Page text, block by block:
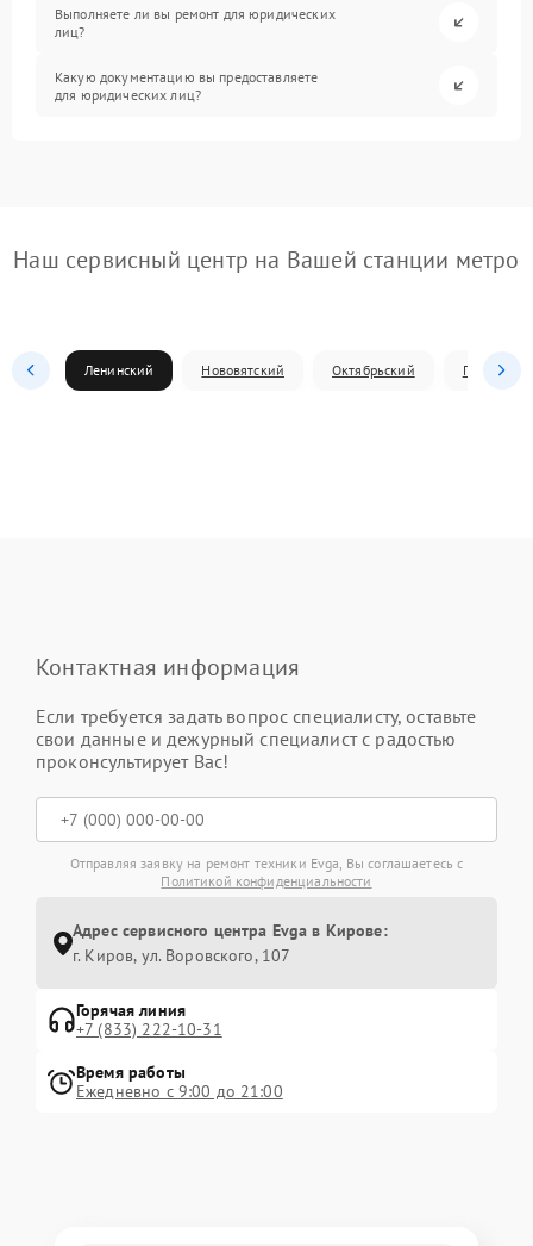
Выполняете ли вы ремонт для юридических
лиц?
Какую документацию вы предоставляете
для юридических лиц?
Наш сервисный центр на Вашей станции метро
Ленинский Нововятский Октябрьский
Контактная информация
Если требуется задать вопрос специалисту, оставьте
свои данные и дежурный специалист с радостью
проконсультирует Вас!
Отправляя заявку на ремонт техники Evga, Вы соглашаетесь с
Политикой конфиденциальности
Адрес сервисного центра Evga в Кирове:
г. Киров, ул. Воровского, 107
Горячая линия
+7 (833) 222-10-31
Время работы
Ежедневно с 9:00 до 21:00